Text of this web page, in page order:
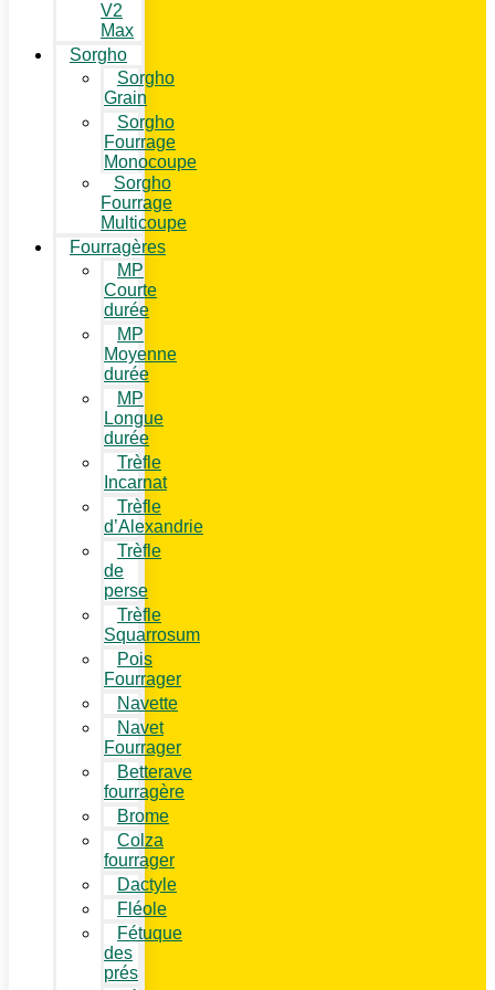
V2
Max
Sorgho
Sorgho
Grain
Sorgho
Fourrage
Monocoupe
Sorgho
Fourrage
Multicoupe
Fourragères
MP
Courte
durée
MP
Moyenne
durée
MP
Longue
durée
Trèfle
Incarnat
Trèfle
d’Alexandrie
Trèfle
de
perse
Trèfle
Squarrosum
Pois
Fourrager
Navette
Navet
Fourrager
Betterave
fourragère
Brome
Colza
fourrager
Dactyle
Fléole
Fétuque
des
prés